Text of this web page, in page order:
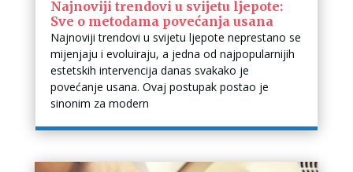
Najnoviji trendovi u svijetu ljepote:
Sve o metodama povećanja usana
Najnoviji trendovi u svijetu ljepote neprestano se
mijenjaju i evoluiraju, a jedna od najpopularnijih
estetskih intervencija danas svakako je
povećanje usana. Ovaj postupak postao je
sinonim za modern